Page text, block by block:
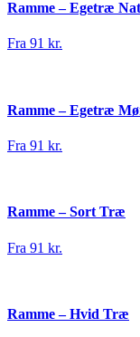
Ramme – Egetræ
Fra 91 kr.
Ramme – Egetræ
Fra 91 kr.
Ramme – Sort Træ
Fra 91 kr.
Ramme – Hvid Træ